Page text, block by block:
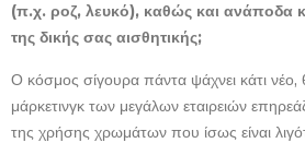
(π.χ. ροζ, λευκό), καθώς και ανάποδα
της δικής σας αισθητικής;
Ο κόσμος σίγουρα πάντα ψάχνει κάτι
μάρκετινγκ των μεγάλων εταιρειών
της χρήσης χρωμάτων που ίσως είναι